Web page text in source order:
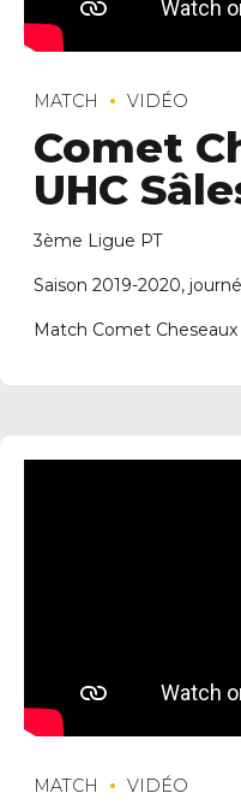
MATCH VIDÉO
Comet
UHC
3ème Ligue PT
Saison 2019-2020,
Match Comet Cheseaux
MATCH VIDÉO